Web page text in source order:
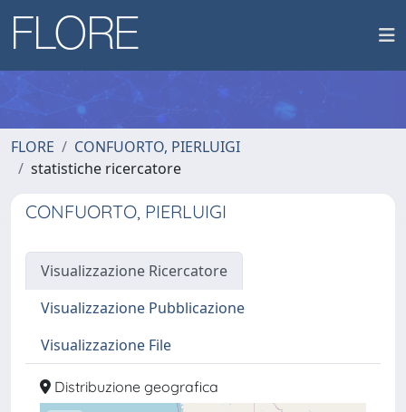
FLORE
CONFUORTO, PIERLUIGI
statistiche ricercatore
CONFUORTO, PIERLUIGI
Visualizzazione Ricercatore
Visualizzazione Pubblicazione
Visualizzazione File
Distribuzione geografica